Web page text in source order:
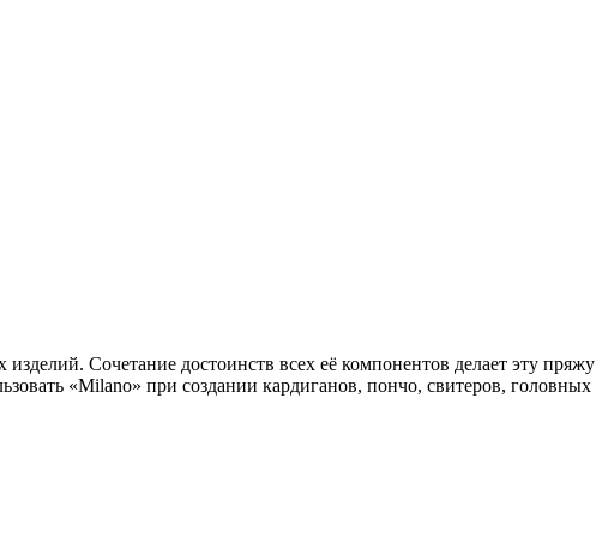
Сочетание достоинств всех её компонентов делает эту пряжу
«Milano» при создании кардиганов, пончо, свитеров, головных